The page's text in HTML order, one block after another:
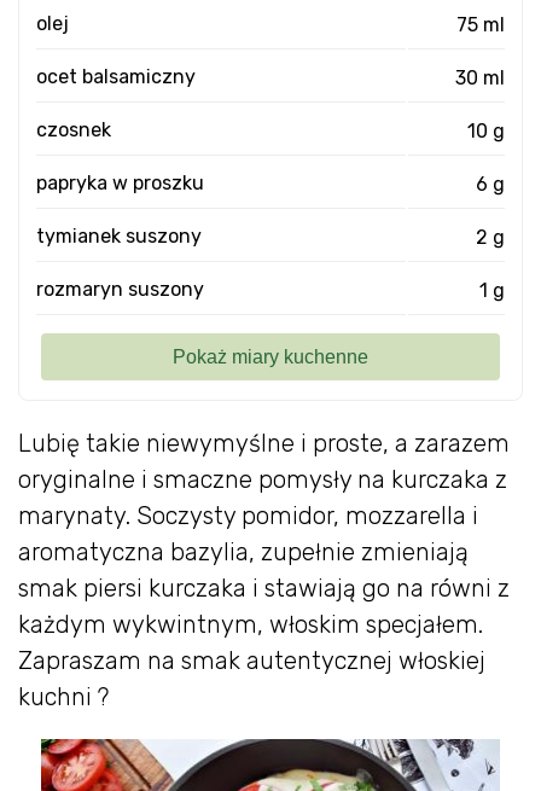
Lubię takie niewymyślne i proste, a zarazem
oryginalne i smaczne pomysły na kurczaka z
marynaty. Soczysty pomidor, mozzarella i
aromatyczna bazylia, zupełnie zmieniają
smak piersi kurczaka i stawiają go na równi z
każdym wykwintnym, włoskim specjałem.
Zapraszam na smak autentycznej włoskiej
kuchni ?
olej 75 ml
ocet balsamiczny 30 ml
czosnek 10 g
papryka w proszku 6 g
tymianek suszony 2 g
rozmaryn suszony 1 g